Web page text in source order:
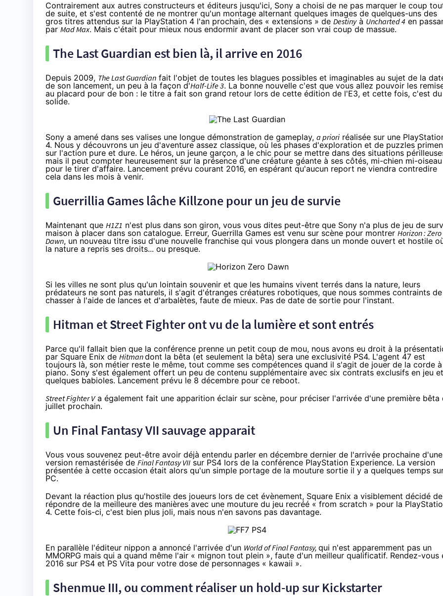
Contrairement aux autres constructeurs et éditeurs jusqu'ici, Sony a choisi de ne pas marquer le coup
de suite, et s'est contenté de ne montrer qu'un montage alternant quelques images de quelques-uns des
gros titres attendus sur la PlayStation 4 l'an prochain, des « extensions » de Destinyà Uncharted 4 en
par Mad Max. Mais c'était pour mieux nous endormir avant de placer son vrai coup de massue.
The Last Guardian est bien là, il arrive en 2016
Depuis 2009, The Last Guardian fait l'objet de toutes les blagues possibles et imaginables au sujet de la
de son lancement, un peu à la façon d'Half-Life 3. La bonne nouvelle c'est que vous allez pouvoir les
au placard pour de bon : le titre a fait son grand retour lors de cette édition de l'E3, et cette fois, c'est du
solide.
Sony a amené dans ses valises une longue démonstration de gameplay, a priori réalisée sur une
4. Nous y découvrons un jeu d'aventure assez classique, où les phases d'exploration et de puzzles
sur l'action pure et dure. Le héros, un jeune garçon, a le chic pour se mettre dans des situations
mais il peut compter heureusement sur la présence d'une créature géante à ses côtés, mi-chien mi-oiseau
pour le tirer d'affaire. Lancement prévu courant 2016, en espérant qu'aucun report ne viendra contredire
cela dans les mois à venir.
Guerrillia Games lâche Killzone pour un jeu de survie
Maintenant que H1Z1 n'est plus dans son giron, vous vous dites peut-être que Sony n'a plus de jeu de
maison à placer dans son catalogue. Erreur, Guerrilla Games est venu sur scène pour montrer Horizon : Zero
Dawn, un nouveau titre issu d'une nouvelle franchise qui vous plongera dans un monde ouvert et hostile
la nature a repris ses droits... ou presque.
Si les villes ne sont plus qu'un lointain souvenir et que les humains vivent terrés dans la nature, leurs
prédateurs ne sont pas naturels, il s'agit d'étranges créatures robotiques, que nous sommes contraints de
chasser à l'aide de lances et d'arbalètes, faute de mieux. Pas de date de sortie pour l'instant.
Hitman et Street Fighter ont vu de la lumière et sont entrés
Parce qu'il fallait bien que la conférence prenne un petit coup de mou, nous avons eu droit à la
par Square Enix de Hitmandont la bêta (et seulement la bêta) sera une exclusivité PS4. L'agent 47 est
toujours là, son métier reste le même, tout comme ses compétences quand il s'agit de jouer de la corde à
piano. Sony s'est également offert un peu de contenu supplémentaire avec six contrats exclusifs en jeu et
quelques babioles. Lancement prévu le 8 décembre pour ce reboot.
Street Fighter Va également fait une apparition éclair sur scène, pour préciser l'arrivée d'une première bêta
juillet prochain.
Un Final Fantasy VII sauvage apparait
Vous vous souvenez peut-être avoir déjà entendu parler en décembre dernier de l'arrivée prochaine d'une
version remastérisée de Final Fantasy VII sur PS4 lors de la conférence PlayStation Experience. La version
présentée à cette occasion était alors qu'un simple portage de la mouture sortie il y a quelques temps
PC.
Devant la réaction plus qu'hostile des joueurs lors de cet évènement, Square Enix a visiblement décidé de
répondre de la meilleure des manières avec une mouture du jeu recréé « from scratch » pour la
4. Cette fois-ci, c'est bien plus joli, mais nous n'en savons pas davantage.
En parallèle l'éditeur nippon a annoncé l'arrivée d'un World of Final Fantasy, qui n'est apparemment pas un
MMORPG mais qui a quand même l'air « mignon tout plein », faute d'un meilleur qualificatif. Rendez-vous
2016 sur PS4 et PS Vita pour votre dose de personnages « kawaii ».
Shenmue III, ou comment réaliser un hold-up sur Kickstarter